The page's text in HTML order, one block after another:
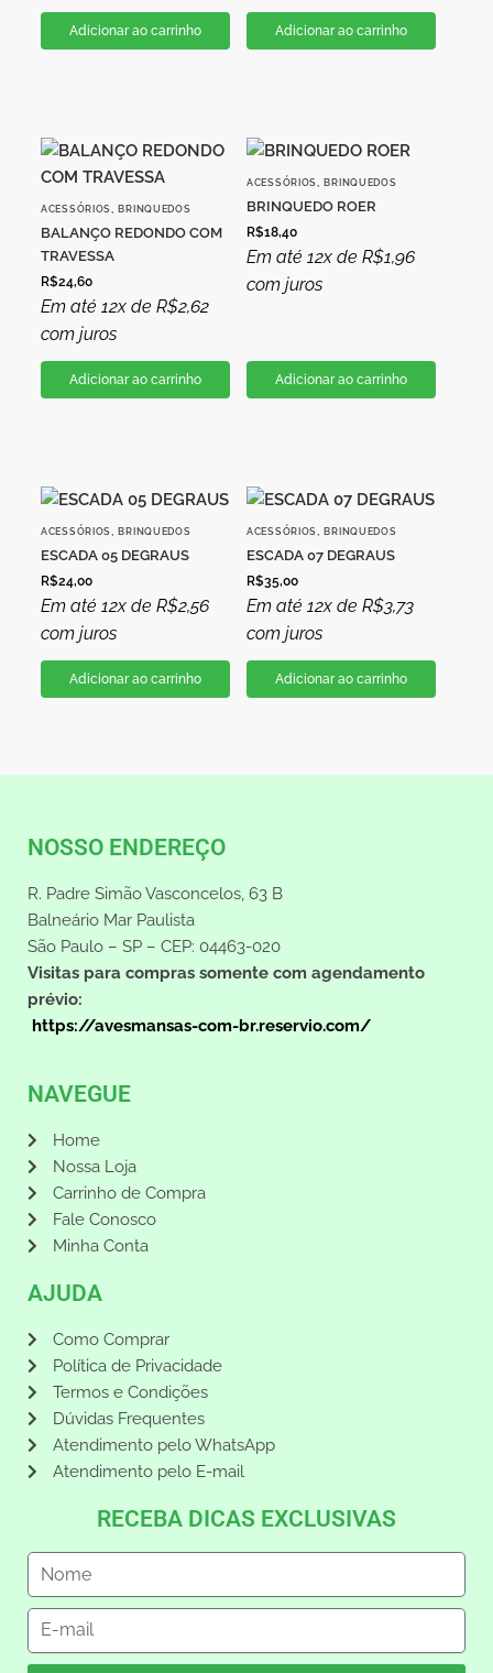
Adicionar ao carrinho Adicionar ao carrinho
ACESSÓRIOS ,BRINQUEDOS
BALANÇO REDONDO COM
TRAVESSA
R$24,60
Em até 12x de R$2,62
com juros
Adicionar ao carrinho
ACESSÓRIOS ,BRINQUEDOS
BRINQUEDO ROER
R$18,40
Em até 12x de R$1,96
com juros
Adicionar ao carrinho
ACESSÓRIOS ,BRINQUEDOS
ESCADA 05 DEGRAUS
R$24,00
Em até 12x de R$2,56
com juros
Adicionar ao carrinho
ACESSÓRIOS ,BRINQUEDOS
ESCADA 07 DEGRAUS
R$35,00
Em até 12x de R$3,73
com juros
Adicionar ao carrinho
NOSSO ENDEREÇO
R. Padre Simão Vasconcelos, 63 B
Balneário Mar Paulista
São Paulo – SP – CEP: 04463-020
Visitas para compras somente com agendamento
prévio:
https://avesmansas-com-br.reservio.com/
NAVEGUE
Home
Nossa Loja
Carrinho de Compra
Fale Conosco
Minha Conta
AJUDA
Como Comprar
Política de Privacidade
Termos e Condições
Dúvidas Frequentes
Atendimento pelo WhatsApp
Atendimento pelo E-mail
RECEBA DICAS EXCLUSIVAS